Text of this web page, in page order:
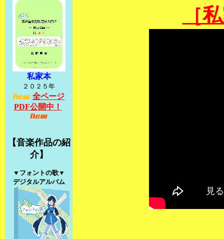
私家本
２０２５年
全ページ
PDF公開中！
【音楽作品の紹
介】
▼フォントの歌▼
デジタルアルバム
［